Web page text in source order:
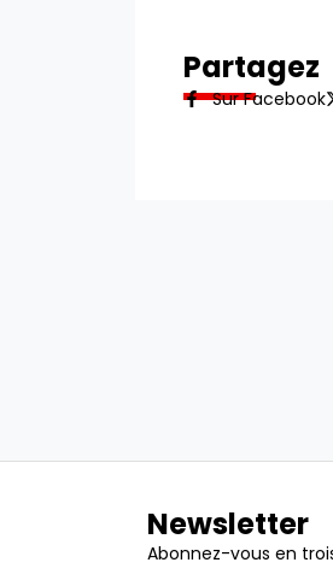
Partagez
Sur Facebook
Newsletter
Abonnez-vous en